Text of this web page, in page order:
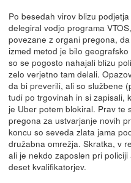
Po besedah virov blizu
delegiral vodjo programa
povezane z organi pregona,
izmed metod je bilo
so se pogosto nahajali blizu
zelo verjetno tam delali.
da bi preverili, ali so službene
tudi po trgovinah in si zapisali,
je Uber potem blokiral. Prav te
pregona za ustvarjanje novih
koncu so seveda zlata jama
družabna omrežja. Skratka, v
ali je nekdo zaposlen pri
deset kvalifikatorjev.